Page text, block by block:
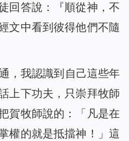
回答說：『順從神，不
文中看到彼得他們不隨
，我認識到自己這些年
上下功夫，只崇拜牧師
賀牧師說的：「凡是在
權的就是抵擋神！」這